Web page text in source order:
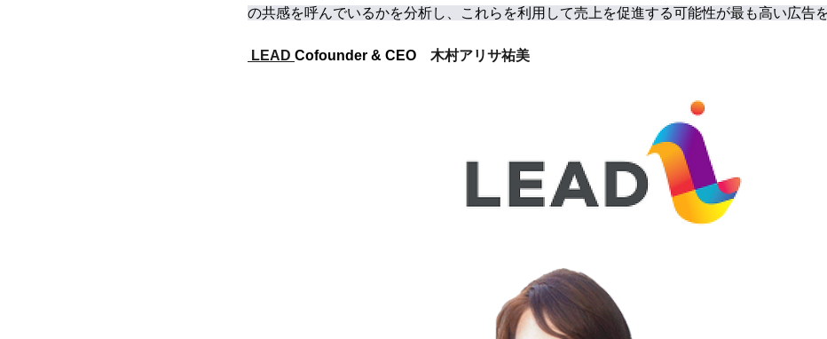
の共感を呼んでいるかを分析し、これらを利用して売上を促進する可能性が最も高い広告
LEAD Cofounder & CEO 木村アリサ祐美